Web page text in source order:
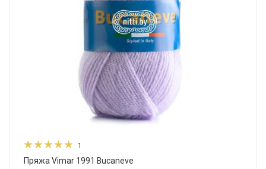
1
Пряжа Vimar 1991 Bucaneve